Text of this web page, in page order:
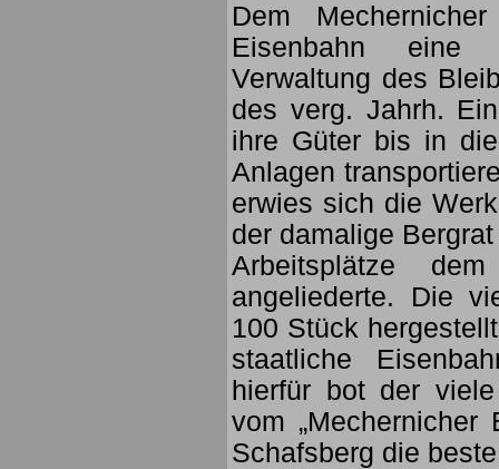
Dem
Eisenbahn eine
Verwaltung des
des verg. Jahrh.
ihre Güter bis in
Anlagen
erwies sich die
der damalige
Arbeitsplätze
angeliederte. Die
100 Stück
staatliche
hierfür bot der
vom „Mechernicher
Schafsberg die